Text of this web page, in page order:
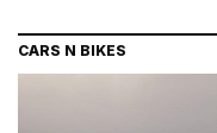
CARS N BIKES